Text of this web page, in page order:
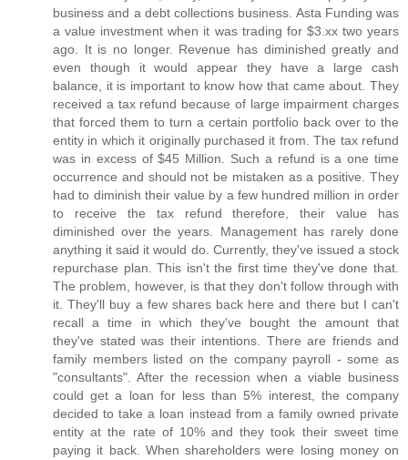
business and a debt collections business. Asta Funding was
a value investment when it was trading for $3.xx two years
ago. It is no longer. Revenue has diminished greatly and
even though it would appear they have a large cash
balance, it is important to know how that came about. They
received a tax refund because of large impairment charges
that forced them to turn a certain portfolio back over to the
entity in which it originally purchased it from. The tax refund
was in excess of $45 Million. Such a refund is a one time
occurrence and should not be mistaken as a positive. They
had to diminish their value by a few hundred million in order
to receive the tax refund therefore, their value has
diminished over the years. Management has rarely done
anything it said it would do. Currently, they've issued a stock
repurchase plan. This isn't the first time they've done that.
The problem, however, is that they don't follow through with
it. They'll buy a few shares back here and there but I can't
recall a time in which they've bought the amount that
they've stated was their intentions. There are friends and
family members listed on the company payroll - some as
"consultants". After the recession when a viable business
could get a loan for less than 5% interest, the company
decided to take a loan instead from a family owned private
entity at the rate of 10% and they took their sweet time
paying it back. When shareholders were losing money on